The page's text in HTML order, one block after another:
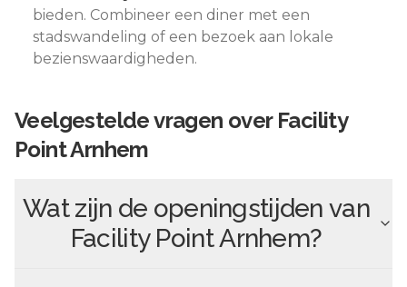
bieden. Combineer een diner met een
stadswandeling of een bezoek aan lokale
bezienswaardigheden.
Veelgestelde vragen over Facility
Point Arnhem
Wat zijn de openingstijden van
Facility Point Arnhem?